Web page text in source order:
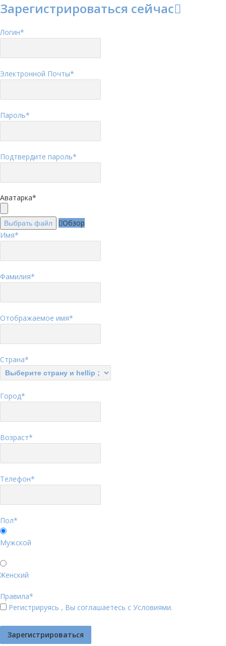
Зарегистрироваться сейчас
Логин*
Электронной Почты*
Пароль*
Подтвердите пароль*
Аватарка*
Выбрать файл
Обзор
Имя*
Фамилия*
Отображаемое имя*
Страна*
Город*
Возраст*
Телефон*
Пол*
Мужской
Женский
Правила*
Регистрируясь , Вы соглашаетесь с Условиями.